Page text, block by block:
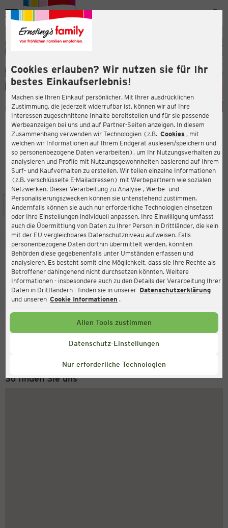
Cookies erlauben? Wir nutzen sie für Ihr
bestes Einkaufserlebnis!
Machen sie Ihren Einkauf persönlicher. Mit Ihrer ausdrücklichen
Zustimmung, die jederzeit widerrufbar ist, können wir auf Ihre
Interessen zugeschnittene Inhalte bereitstellen und für sie passende
Werbeanzeigen bei uns und auf Partner-Seiten anzeigen. In diesem
Zusammenhang verwenden wir Technologien (z.B. Cookies , mit
welchen wir Informationen auf Ihrem Endgerät auslesen/speichern und
so personenbezogene Daten verarbeiten), um Ihr Nutzungsverhalten zu
analysieren und Profile mit Nutzungsgewohnheiten basierend auf Ihrem
Surf- und Kaufverhalten zu erstellen. Wir teilen einzelne Informationen
(z.B. verschlüsselte E-Mailadressen) mit Werbepartnern wie sozialen
Netzwerken. Dieser Verarbeitung zu Analyse-, Werbe- und
Personalisierungszwecken können sie untenstehend zustimmen.
Andernfalls können sie auch nur erforderliche Technologien einsetzen
oder Ihre Einstellungen individuell anpassen. Ihre Einwilligung umfasst
auch die Übermittlung von Daten zu Ihrer Person in Drittländer, die kein
mit der EU vergleichbares Datenschutzniveau aufweisen. Falls
personenbezogene Daten dorthin übermittelt werden, könnten
Behörden diese gegebenenfalls unter Umständen erfassen und
analysieren. Es besteht somit eine Möglichkeit, dass sie Ihre Rechte als
Betroffener dahingehend nicht durchsetzen könnten. Weitere
Informationen - insbesondere auch zu den Details der Verarbeitung Ihrer
Daten in Drittländern - finden sie in unserer Datenschutzerklärung
und unseren Cookie Informationen .
Allen Tools zustimmen
Datenschutz-Einstellungen
Nur erforderliche Technologien
Menü
ERNSTING'S FAMILY FILIALE
Bahnhofstraße 11 (TOP 5)
3370 Ybbs an der Donau
4,2
Bewertung:
STANDORT SERVICES SORTIMENT AKTIONEN
Ernsting's family
Bahnhofstraße 11 (TOP 5), 3370 Ybbs an der Donau
Aktuell:
Geschlossen
Service Hotline
+43 (0) 1 2675 502
So finden Sie uns